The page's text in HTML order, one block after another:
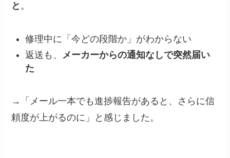
と 。
修理中に「今どの段階か」がわからない
返送も、
メーカーからの通知なしで突然届い
た
→「メール一本でも進捗報告があると、さらに信
頼度が上がるのに」と感じました。